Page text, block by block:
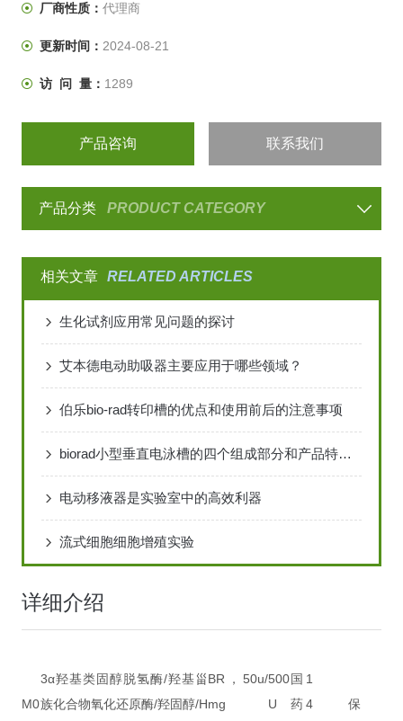
厂商性质： 代理商
更新时间： 2024-08-21
访 问 量： 1289
产品咨询 联系我们
产品分类 PRODUCT CATEGORY
相关文章 RELATED ARTICLES
生化试剂应用常见问题的探讨
艾本德电动助吸器主要应用于哪些领域？
伯乐bio-rad转印槽的优点和使用前后的注意事项
biorad小型垂直电泳槽的四个组成部分和产品特点说明
电动移液器是实验室中的高效利器
流式细胞细胞增殖实验
详细介绍
M0
3α羟基类固醇脱氢酶/羟基甾
族化合物氧化还原酶/羟固醇/H
BR，50u/
mg
500
U
国
药
1
4
保